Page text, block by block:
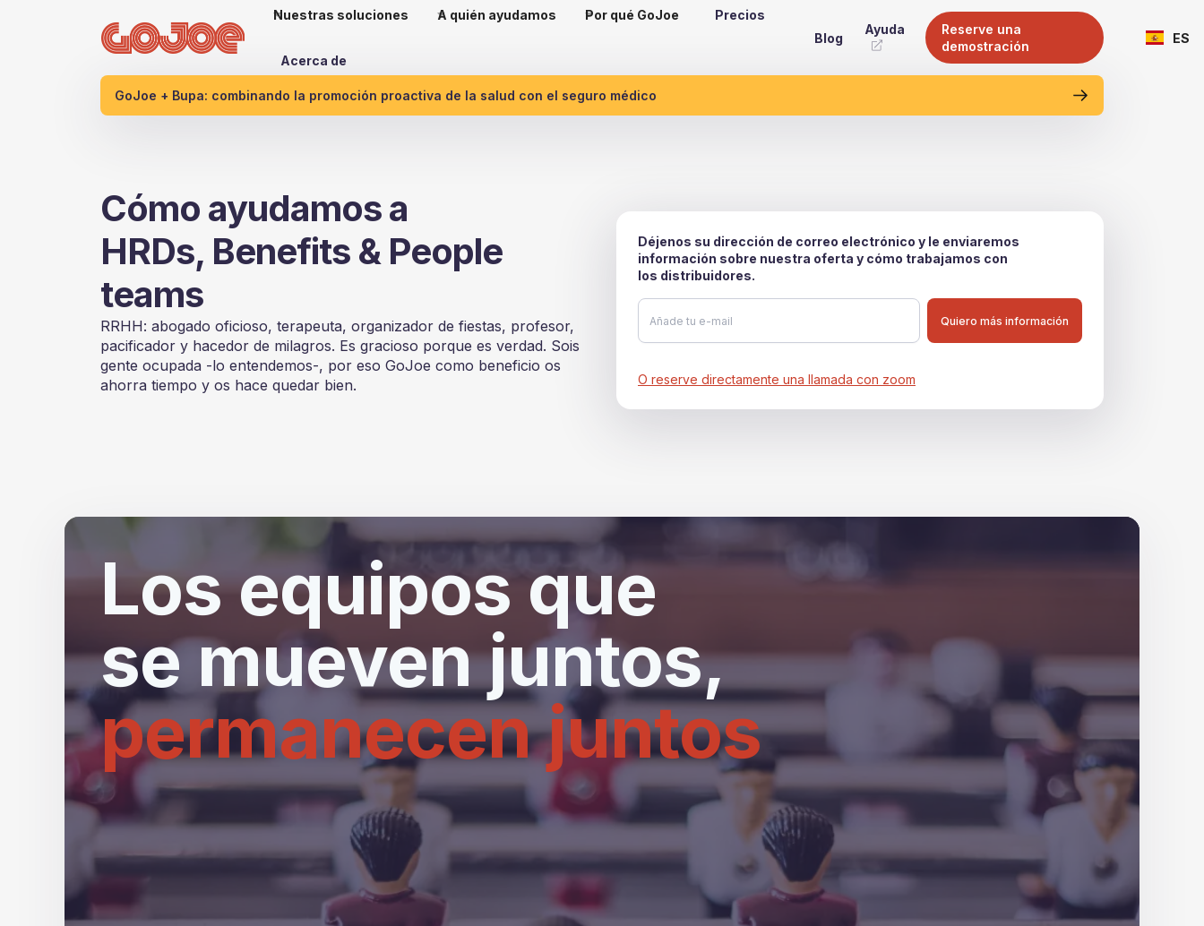
Nuestras soluciones A quién ayudamos Por qué GoJoe Precios
Acerca de
Blog
Ayuda
Reserve una
demostración
ES
GoJoe + Bupa: combinando la promoción proactiva de la salud con el seguro médico
Cómo ayudamos a
HRDs, Benefits & People
teams
RRHH: abogado oficioso, terapeuta, organizador de fiestas, profesor,
pacificador y hacedor de milagros. Es gracioso porque es verdad. Sois
gente ocupada -lo entendemos-, por eso GoJoe como beneficio os
ahorra tiempo y os hace quedar bien.
Déjenos su dirección de correo electrónico y le enviaremos
información sobre nuestra oferta y cómo trabajamos con
los distribuidores.
O reserve directamente una llamada con zoom
Los equipos que
se mueven juntos,
permanecen juntos